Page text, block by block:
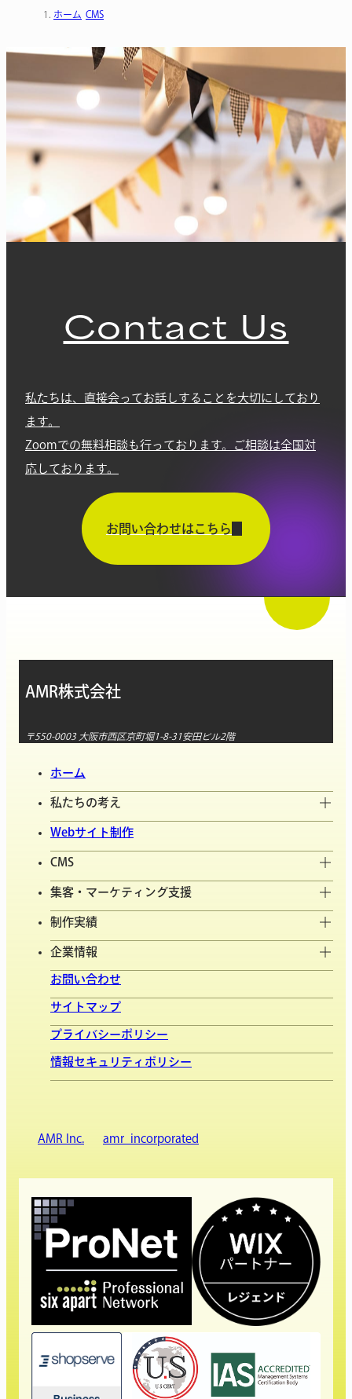
ホーム CMS
Contact Us
私たちは、直接会ってお話しすることを大切にしており
ます。
Zoomでの無料相談も行っております。ご相談は全国対
応しております。
お問い合わせはこちら
AMR株式会社
〒550-0003 大阪市西区京町堀1-8-31安田ビル2階
ホーム
私たちの考え
Webサイト制作
CMS
集客・マーケティング支援
制作実績
企業情報
お問い合わせ
サイトマップ
プライバシーポリシー
情報セキュリティポリシー
AMR Inc. amr_incorporated